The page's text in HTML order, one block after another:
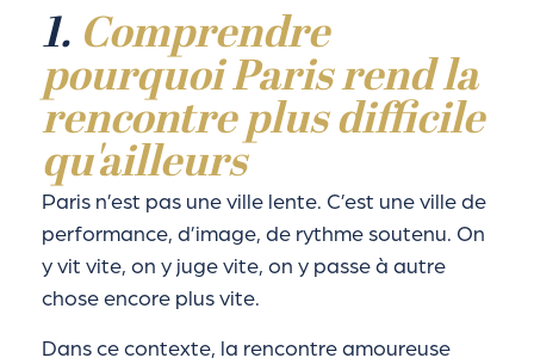
1. Comprendre
pourquoi Paris rend la
rencontre plus difficile
qu'ailleurs
Paris n’est pas une ville lente. C’est une ville de
performance, d’image, de rythme soutenu. On
y vit vite, on y juge vite, on y passe à autre
chose encore plus vite.
Dans ce contexte, la rencontre amoureuse